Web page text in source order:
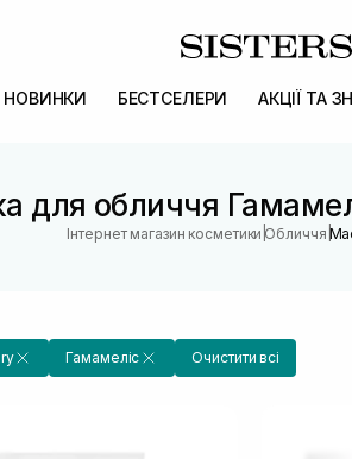
НОВИНКИ БЕСТСЕЛЕРИ АКЦІЇ ТА
для обличчя
Інтернет магазин косметики |Обличчя |
Гамамеліс Очистити всі